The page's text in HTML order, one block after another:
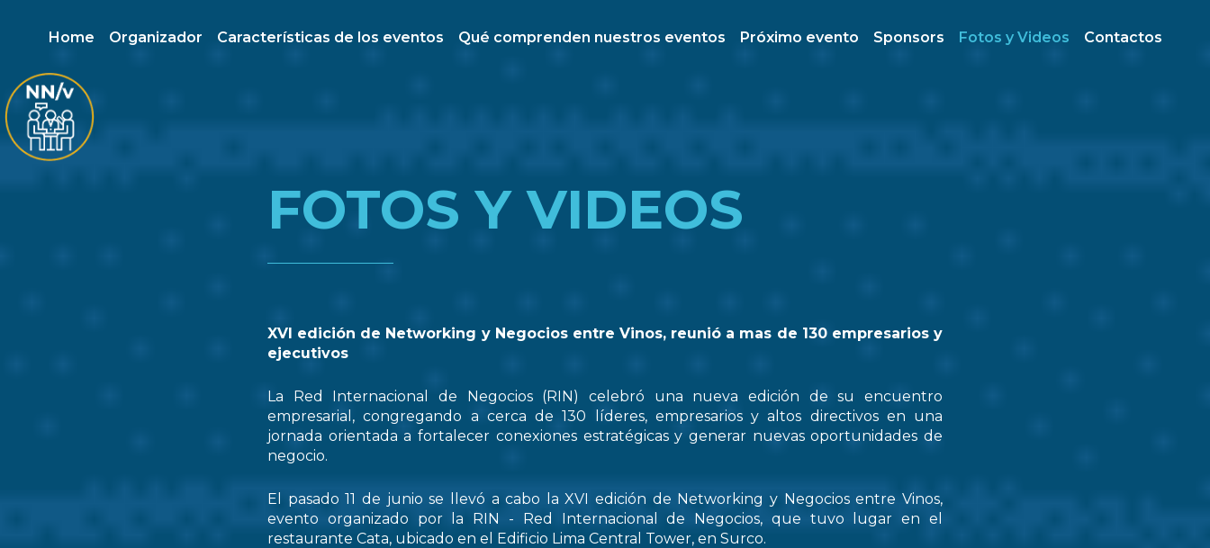
Home Organizador Características de los eventos Qué comprenden nuestros eventos Próximo evento Sponsors Fotos y Videos Contactos
FOTOS Y VIDEOS
XVI edición de Networking y Negocios entre Vinos, reunió a mas de 130 empresarios y
ejecutivos
La Red Internacional de Negocios (RIN) celebró una nueva edición de su encuentro
empresarial, congregando a cerca de 130 líderes, empresarios y altos directivos en una
jornada orientada a fortalecer conexiones estratégicas y generar nuevas oportunidades de
negocio.
El pasado 11 de junio se llevó a cabo la XVI edición de Networking y Negocios entre Vinos,
evento organizado por la RIN - Red Internacional de Negocios, que tuvo lugar en el
restaurante Cata, ubicado en el Edificio Lima Central Tower, en Surco.